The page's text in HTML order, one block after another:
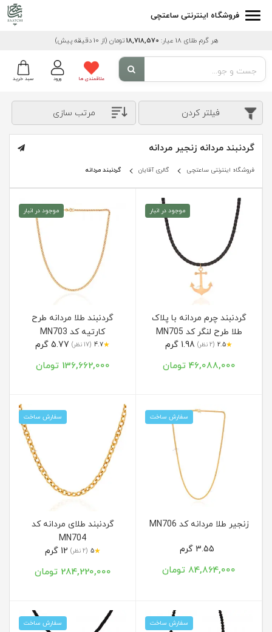
فروشگاه اینترنتی ساعتچی
هر گرم طلای 18 عیار: 18,718,570 تومان (از 10 دقیقه پیش)
سبد خرید ورود علاقمندی ها
فیلتر کردن مرتب سازی
گردنبند مردانه زنجیر مردانه
فروشگاه اینترنتی ساعتچی گالری آقایان گردنبند مردانه
موجود در انبار
گردنبند چرم مردانه با پلاک
طلا طرح لنگر کد MN705
★
2.5 (2 نظر)
46,088,000 تومان
موجود در انبار
گردنبند طلا مردانه طرح
کارتیه کد MN703
★
4.7 (17 نظر)
136,662,000 تومان
سفارش ساخت
زنجیر طلا مردانه کد MN706
84,864,000 تومان
سفارش ساخت
گردنبند طلای مردانه کد
MN704
★
5 (2 نظر)
284,220,000 تومان
سفارش ساخت سفارش ساخت